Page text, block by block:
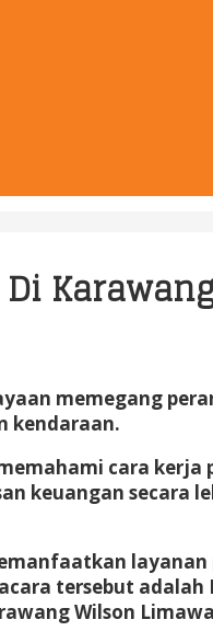
memegang
kendaraan.
cara kerja
keuangan secara
tersebut adalah
Wilson